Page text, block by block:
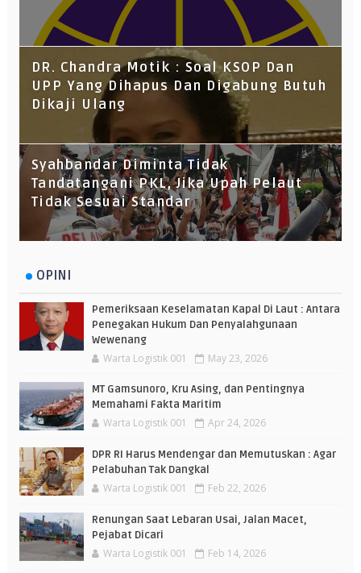
DR. Chandra Motik : Soal KSOP Dan
UPP Yang Dihapus Dan Digabung Butuh
Dikaji Ulang
Syahbandar Diminta Tidak
Tandatangani PKL, Jika Upah Pelaut
Tidak Sesuai Standar
OPINI
Pemeriksaan Keselamatan Kapal Di Laut : Antara
Penegakan Hukum Dan Penyalahgunaan
Wewenang
Warta Logistik 001 May 23, 2026
MT Gamsunoro, Kru Asing, dan Pentingnya
Memahami Fakta Maritim
Warta Logistik 001 Apr 24, 2026
DPR RI Harus Mendengar dan Memutuskan : Agar
Pelabuhan Tak Dangkal
Warta Logistik 001 Feb 22, 2026
Renungan Saat Lebaran Usai, Jalan Macet,
Pejabat Dicari
Warta Logistik 001 Feb 14, 2026